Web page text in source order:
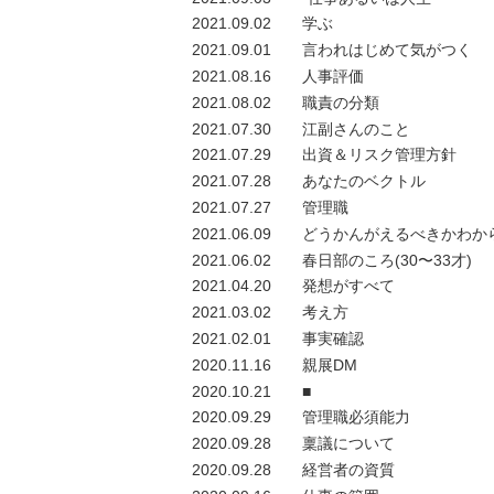
2021.09.02
学ぶ
2021.09.01
言われはじめて気がつく
2021.08.16
人事評価
2021.08.02
職責の分類
2021.07.30
江副さんのこと
2021.07.29
出資＆リスク管理方針
2021.07.28
あなたのベクトル
2021.07.27
管理職
2021.06.09
どうかんがえるべきかわか
2021.06.02
春日部のころ(30〜33才)
2021.04.20
発想がすべて
2021.03.02
考え方
2021.02.01
事実確認
2020.11.16
親展DM
2020.10.21
■
2020.09.29
管理職必須能力
2020.09.28
稟議について
2020.09.28
経営者の資質